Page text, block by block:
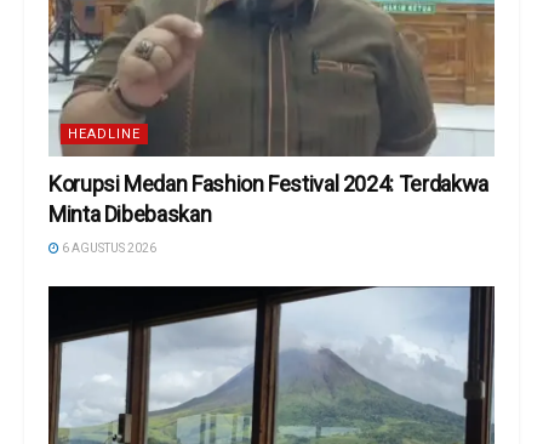
HEADLINE
Korupsi Medan Fashion Festival 2024: Terdakwa
Minta Dibebaskan
6 AGUSTUS 2026